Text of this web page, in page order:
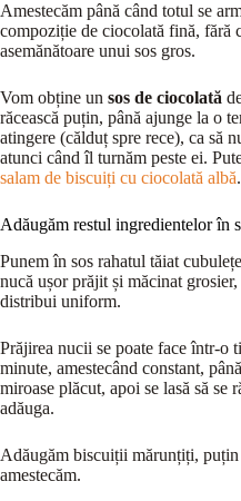
Amestecăm până când totul se
compoziție de ciocolată fină, fără
asemănătoare unui sos gros.
Vom obține un sos de ciocolată
răcească puțin, până ajunge la o
atingere (călduț spre rece), ca să
atunci când îl turnăm peste ei.
salam de biscuiți cu ciocolată albă.
Adăugăm restul ingredientelor în
Punem în sos rahatul tăiat
nucă ușor prăjit și măcinat
distribui uniform.
Prăjirea nucii se poate face într-o
minute, amestecând constant,
miroase plăcut, apoi se lasă să se
adăuga.
Adăugăm biscuiții mărunțiți,
amestecăm.